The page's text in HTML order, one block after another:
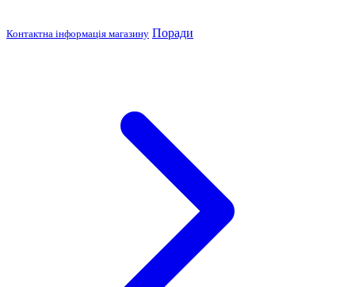
Контактна інформація магазину Поради